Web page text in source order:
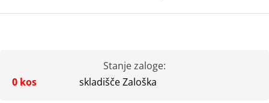
Stanje zaloge:
0 kos
skladišče Zaloška